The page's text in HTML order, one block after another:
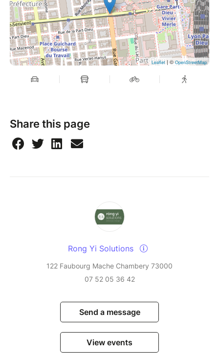
Leaflet | © OpenStreetMap
Share this page
Rong Yi Solutions
122 Faubourg Mache Chambery 73000
07 52 05 36 42
Send a message
View events